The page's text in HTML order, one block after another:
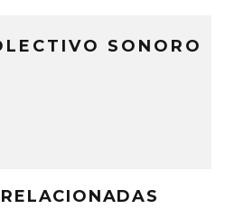
SONORO